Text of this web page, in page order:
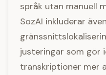
språk utan manuell
SozAI inkluderar även
justeringar som gör
transkriptioner mer